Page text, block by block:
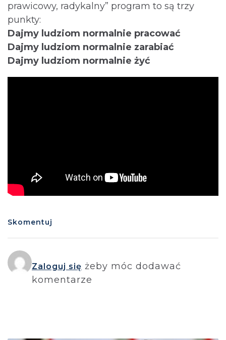
prawicowy, radykalny” program to są trzy
punkty:
Dajmy ludziom normalnie pracować
Dajmy ludziom normalnie zarabiać
Dajmy ludziom normalnie żyć
Skomentuj
Zaloguj się żeby móc dodawać
komentarze